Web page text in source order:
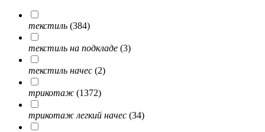
текстиль (384)
текстиль на подкладе (3)
текстиль начес (2)
трикотаж (1372)
трикотаж легкий начес (34)